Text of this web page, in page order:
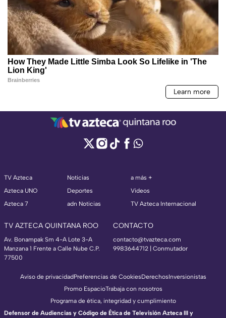
TV Azteca
Azteca UNO
Azteca 7
Noticias
Deportes
adn Noticias
a más +
Videos
TV Azteca Internacional
TV AZTECA QUINTANA ROO
Av. Bonampak Sm 4-A Lote 3-A
Manzana 1 Frente a Calle Nube C.P.
77500
CONTACTO
contacto@tvazteca.com
9983644712 | Conmutador
Aviso de privacidadPreferencias de CookiesDerechosInversionistas
Promo EspacioTrabaja con nosotros
Programa de ética, integridad y cumplimiento
Defensor de Audiencias y Código de Ética de Televisión Azteca III y